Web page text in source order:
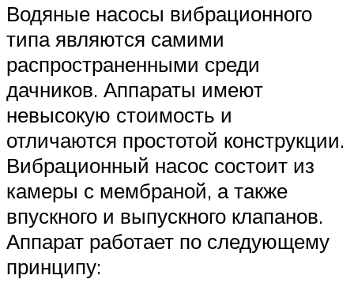
Водяные насосы вибрационного
типа являются самими
распространенными среди
дачников. Аппараты имеют
невысокую стоимость и
отличаются простотой конструкции.
Вибрационный насос состоит из
камеры с мембраной, а также
впускного и выпускного клапанов.
Аппарат работает по следующему
принципу: